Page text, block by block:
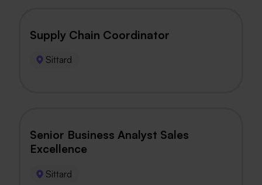
Supply Chain Coordinator
Sittard
Senior Business Analyst Sales
Excellence
Sittard